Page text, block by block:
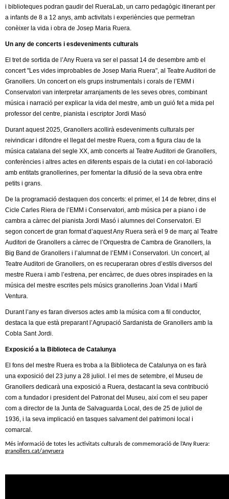
i biblioteques podran gaudir del RueraLab, un carro pedagògic itinerant per
a infants de 8 a 12 anys, amb activitats i experiències que permetran
conèixer la vida i obra de Josep Maria Ruera.
Un any de concerts i esdeveniments culturals
El tret de sortida de l’Any Ruera va ser el passat 14 de desembre amb el
concert "Les vides improbables de Josep Maria Ruera", al Teatre Auditori de
Granollers. Un concert on els grups instrumentals i corals de l’EMM i
Conservatori van interpretar arranjaments de les seves obres, combinant
música i narració per explicar la vida del mestre, amb un guió fet a mida pel
professor del centre, pianista i escriptor Jordi Masó
Durant aquest 2025, Granollers acollirà esdeveniments culturals per
reivindicar i difondre el llegat del mestre Ruera, com a figura clau de la
música catalana del segle XX, amb concerts al Teatre Auditori de Granollers,
conferències i altres actes en diferents espais de la ciutat i en col·laboració
amb entitats granollerines, per fomentar la difusió de la seva obra entre
petits i grans.
De la programació destaquen dos concerts: el primer, el 14 de febrer, dins el
Cicle Carles Riera de l’EMM i Conservatori, amb música per a piano i de
cambra a càrrec del pianista Jordi Masó i alumnes del Conservatori. El
segon concert de gran format d’aquest Any Ruera serà el 9 de març al Teatre
Auditori de Granollers a càrrec de l’Orquestra de Cambra de Granollers, la
Big Band de Granollers i l’alumnat de l’EMM i Conservatori. Un concert, al
Teatre Auditori de Granollers, on es recuperaran obres d’estils diversos del
mestre Ruera i amb l’estrena, per encàrrec, de dues obres inspirades en la
música del mestre escrites pels músics granollerins Joan Vidal i Martí
Ventura.
Durant l’any es faran diversos actes amb la música com a fil conductor,
destaca la que està preparant l’Agrupació Sardanista de Granollers amb la
Cobla Sant Jordi.
Exposició a la Biblioteca de Catalunya
El fons del mestre Ruera es troba a la Biblioteca de Catalunya on es farà
una exposició del 23 juny a 28 juliol. I el mes de setembre, el Museu de
Granollers dedicarà una exposició a Ruera, destacant la seva contribució
com a fundador i president del Patronat del Museu, així com el seu paper
com a director de la Junta de Salvaguarda Local, des de 25 de juliol de
1936, i la seva implicació en tasques salvament del patrimoni local i
comarcal.
Més informació de totes les activitats culturals de commemoració de l’Any Ruera:
granollers.cat/anyruera